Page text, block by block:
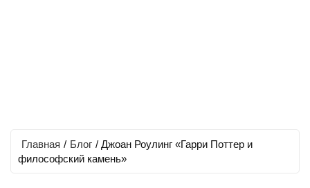
Главная / Блог / Джоан Роулинг «Гарри Поттер и
философский камень»